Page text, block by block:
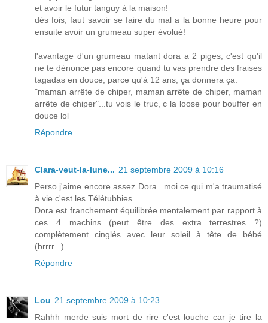
et avoir le futur tanguy à la maison!
dès fois, faut savoir se faire du mal a la bonne heure pour
ensuite avoir un grumeau super évolué!
l'avantage d'un grumeau matant dora a 2 piges, c'est qu'il
ne te dénonce pas encore quand tu vas prendre des fraises
tagadas en douce, parce qu'à 12 ans, ça donnera ça:
"maman arrête de chiper, maman arrête de chiper, maman
arrête de chiper"...tu vois le truc, c la loose pour bouffer en
douce lol
Répondre
Clara-veut-la-lune... 21 septembre 2009 à 10:16
Perso j'aime encore assez Dora...moi ce qui m'a traumatisé
à vie c'est les Télétubbies...
Dora est franchement équilibrée mentalement par rapport à
ces 4 machins (peut être des extra terrestres ?)
complètement cinglés avec leur soleil à tête de bébé
(brrrr...)
Répondre
Lou 21 septembre 2009 à 10:23
Rahhh merde suis mort de rire c'est louche car je tire la